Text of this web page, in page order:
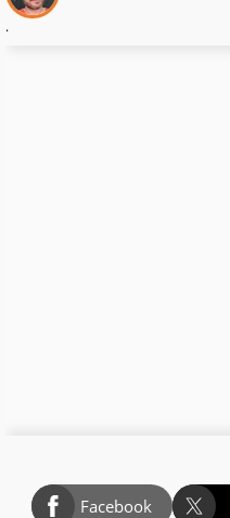
.
Facebook